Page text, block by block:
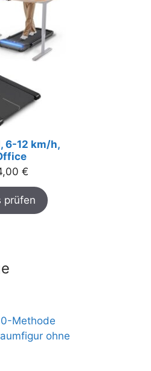
6-12 km/h,
€
€Aktueller
Preis
ist:
254,00 €.
prüfen
Methode
ohne